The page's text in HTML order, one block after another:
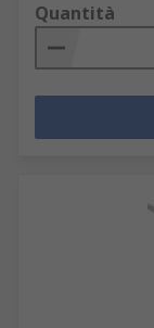
Quantità